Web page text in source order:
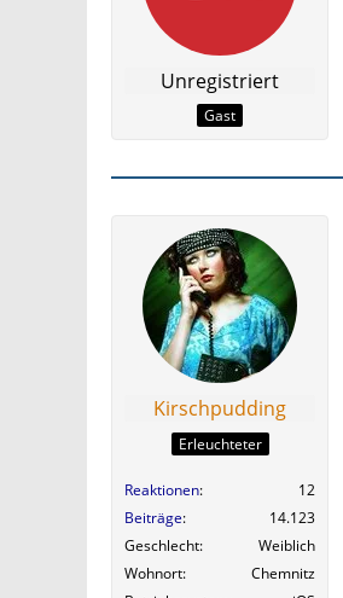
Unregistriert
Gast
Kirschpudding
Erleuchteter
Reaktionen
12
Beiträge
14.123
Geschlecht
Weiblich
Wohnort
Chemnitz